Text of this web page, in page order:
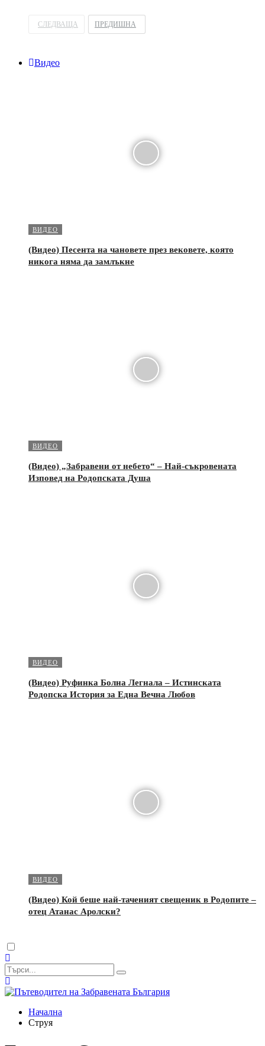
СЛЕДВАЩА ПРЕДИШНА
Видео
ВИДЕО
(Видео) Песента на чановете през вековете, която
никога няма да замлъкне
ВИДЕО
(Видео) „Забравени от небето“ – Най-съкровената
Изповед на Родопската Душа
ВИДЕО
(Видео) Руфинка Болна Легнала – Истинската
Родопска История за Една Вечна Любов
ВИДЕО
(Видео) Кой беше най-таченият свещеник в Родопите –
отец Атанас Аролски?
Dark
mode
Начална
Струя